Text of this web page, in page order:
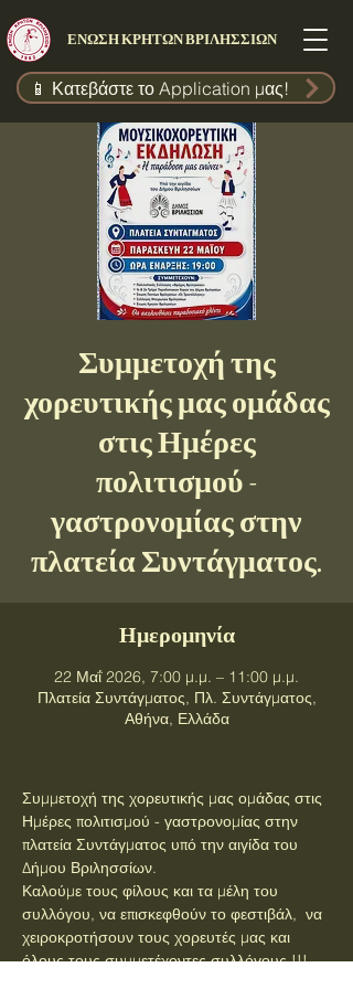
ΕΝΩΣΗ ΚΡΗΤΩΝ ΒΡΙΛΗΣΣΙΩΝ
📱 Κατεβάστε το Application μας!
Συμμετοχή της
χορευτικής μας ομάδας
στις Ημέρες
πολιτισμού -
γαστρονομίας στην
πλατεία Συντάγματος.
Ημερομηνία
22 Μαΐ 2026, 7:00 μ.μ. – 11:00 μ.μ.
Πλατεία Συντάγματος, Πλ. Συντάγματος,
Αθήνα, Ελλάδα
Συμμετοχή της χορευτικής μας ομάδας στις
Ημέρες πολιτισμού - γαστρονομίας στην
πλατεία Συντάγματος υπό την αιγίδα του
Δήμου Βριλησσίων.
Καλούμε τους φίλους και τα μέλη του
συλλόγου, να επισκεφθούν το φεστιβάλ,  να
χειροκροτήσουν τους χορευτές μας και
όλους τους συμμετέχοντες συλλόγους !!!